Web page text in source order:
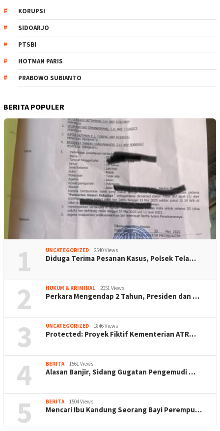
KORUPSI
SIDOARJO
PTSBI
HOTMAN PARIS
PRABOWO SUBIANTO
BERITA POPULER
1 UNCATEGORIZED 2540 Views
Diduga Terima Pesanan Kasus, Polsek Tela…
2 HUKUM & KRIMINAL 2051 Views
Perkara Mengendap 2 Tahun, Presiden dan …
3 UNCATEGORIZED 1846 Views
Protected: Proyek Fiktif Kementerian ATR…
4 BERITA 1561 Views
Alasan Banjir, Sidang Gugatan Pengemudi …
5 BERITA 1504 Views
Mencari Ibu Kandung Seorang Bayi Perempu…